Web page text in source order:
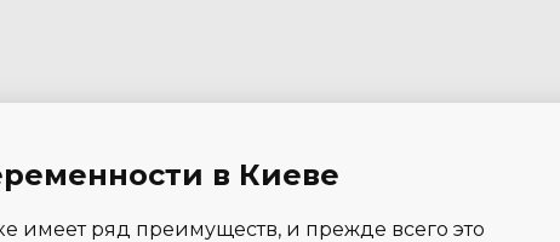
в Киеве
имеет ряд преимуществ, и прежде всего это